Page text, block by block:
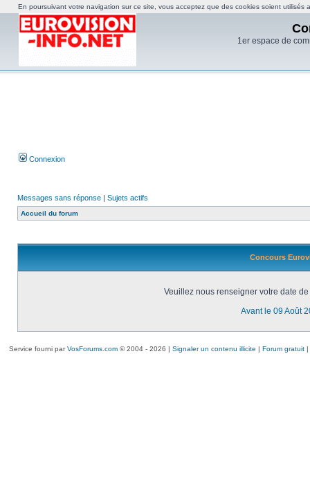
1er espace de
Connexion
Messages sans réponse | Sujets actifs
Accueil du forum
Concours
Veuillez nous renseigner votre date
Avant le 09 Août
Service fourni parVosForums.com© 2004 - 2026 | Signaler un contenu illicite | Forum gratuit|
En poursuivant votre navigation sur ce site, vous acceptez que des cookies soient